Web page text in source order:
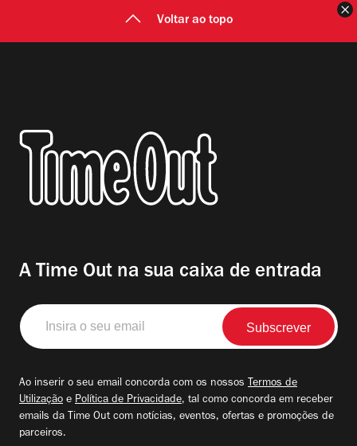
Voltar ao topo
A Time Out na sua caixa de entrada
Insira
o
seu
Ao inserir o seu email concorda com os nossos Termos de
Utilização e Política de Privacidade, tal como concorda em receber
emails da Time Out com notícias, eventos, ofertas e promoções de
parceiros.